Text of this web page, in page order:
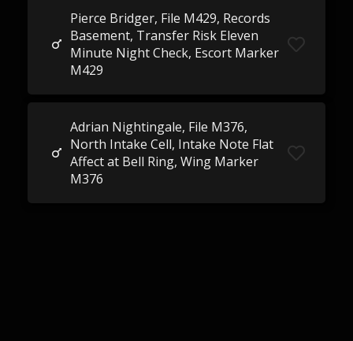
Pierce Bridger, File M429, Records
Basement, Transfer Risk Eleven
Minute Night Check, Escort Marker
M429
Adrian Nightingale, File M376,
North Intake Cell, Intake Note Flat
Affect at Bell Ring, Wing Marker
M376